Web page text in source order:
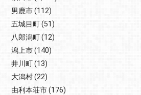
男鹿市(112)
五城目町(51)
八郎潟町(12)
潟上市(140)
井川町(13)
大潟村(22)
由利本荘市(176)